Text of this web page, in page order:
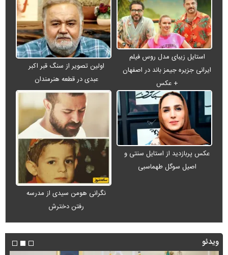
استایل زیبای مدل روس فیلم
ایرانی جزیره جیمز باند در اصفهان
+ عکس
اولین تصویر از سنگ قبر اکبر
عبدی در قطعه هنرمندان
عکس پربازدید از استایل سنتی و
اصیل سوگل طهماسبی
نگرانی هومن سیدی از مدرسه
رفتن دخترش
ویدئو